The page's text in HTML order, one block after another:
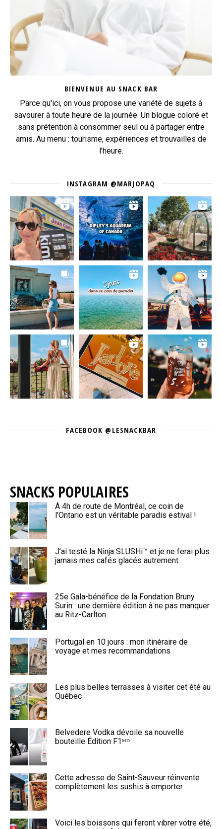
BIENVENUE AU SNACK BAR
Parce qu'ici, on vous propose une variété de sujets à
savourer à toute heure de la journée. Un blogue coloré et
sans prétention à consommer seul ou à partager entre
amis. Au menu : tourisme, expériences et trouvailles de
l'heure.
INSTAGRAM @MARJOPAQ
FACEBOOK @LESNACKBAR
SNACKS POPULAIRES
À 4h de route de Montréal, ce coin de
l’Ontario est un véritable paradis estival !
J’ai testé la Ninja SLUSHi™ et je ne ferai plus
jamais mes cafés glacés autrement
25e Gala-bénéfice de la Fondation Bruny
Surin : une dernière édition à ne pas manquer
au Ritz-Carlton
Portugal en 10 jours : mon itinéraire de
voyage et mes recommandations
Les plus belles terrasses à visiter cet été au
Québec
Belvedere Vodka dévoile sa nouvelle
bouteille Édition F1ᴹᴰ
Cette adresse de Saint-Sauveur réinvente
complètement les sushis à emporter
Voici les boissons qui feront vibrer votre été,